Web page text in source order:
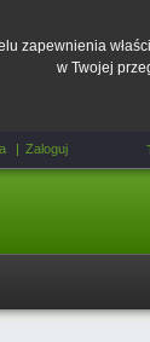
zapewnienia
w Twojej
Zaloguj